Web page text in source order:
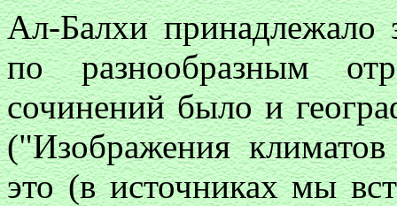
Ал-Балхи принадлежало
по разнообразным
сочинений было и
("Изображения
это (в источниках мы